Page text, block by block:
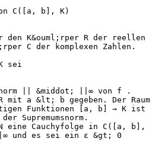
C([a, b], K)
den K&ouml;rper R der reellen
C der komplexen Zahlen.
sei
|| &middot; ||∞ von f .
a &lt; b gegeben. Der Raum
Funktionen [a, b] → K ist
Supremumsnorm.
eine Cauchyfolge in C([a, b],
und es sei ein ε &gt; 0